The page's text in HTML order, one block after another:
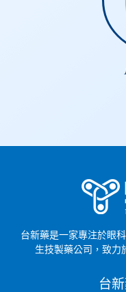
台新藥是一家專注於眼
生技製藥公司，致力
台